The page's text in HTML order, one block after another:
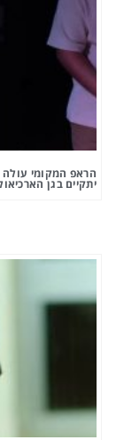
הראפ המקומי עולה
יתקיים בגן